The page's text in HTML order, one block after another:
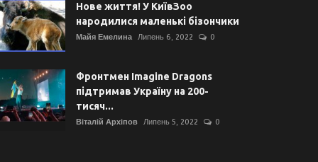
Нове життя! У КиївЗоо
народилися маленькі бізончики
Майя Емелина Липень 6, 2022 0
Фронтмен Imagine Dragons
підтримав Україну на 200-
тисяч...
Віталій Архіпов Липень 5, 2022 0